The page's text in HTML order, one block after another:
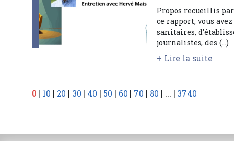
Propos recueillis
ce rapport, vous
sanitaires,
journalistes, des (…)
+ Lire la suite
0 | 10 | 20 | 30 | 40 | 50 | 60 | 70 | 80 | ... | 3740